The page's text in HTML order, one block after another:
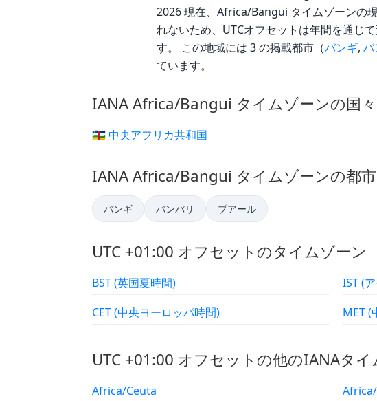
2026 現在、Africa/Bangui タイムゾーンの
れないため、UTCオフセットは年間を通じ
す。 この地域には 3 の掲載都市（バンギ, バ
ています。
IANA Africa/Bangui タイムゾーンの国々
🇨🇫 中央アフリカ共和国
IANA Africa/Bangui タイムゾーンの都市
バンギ バンバリ ブアール
UTC +01:00 オフセットのタイムゾーン
BST (英国夏時間)
CET (中央ヨーロッパ時間)
UTC +01:00 オフセットの他のIANAタイ
Africa/Ceuta